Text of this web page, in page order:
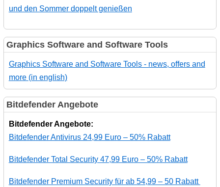
und den Sommer doppelt genießen
Graphics Software and Software Tools
Graphics Software and Software Tools - news, offers and
more (in english)
Bitdefender Angebote
Bitdefender Angebote:
Bitdefender Antivirus 24,99 Euro – 50% Rabatt
Bitdefender Total Security 47,99 Euro – 50% Rabatt
Bitdefender Premium Security für ab 54,99 – 50 Rabatt